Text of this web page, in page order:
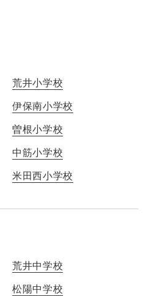
荒井小学校
伊保南小学校
曽根小学校
中筋小学校
米田西小学校
荒井中学校
松陽中学校